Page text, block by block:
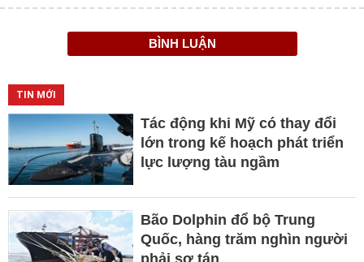
BÌNH LUẬN
TIN MỚI
Tác động khi Mỹ có thay đổi
lớn trong kế hoạch phát triển
lực lượng tàu ngầm
Bão Dolphin đổ bộ Trung
Quốc, hàng trăm nghìn người